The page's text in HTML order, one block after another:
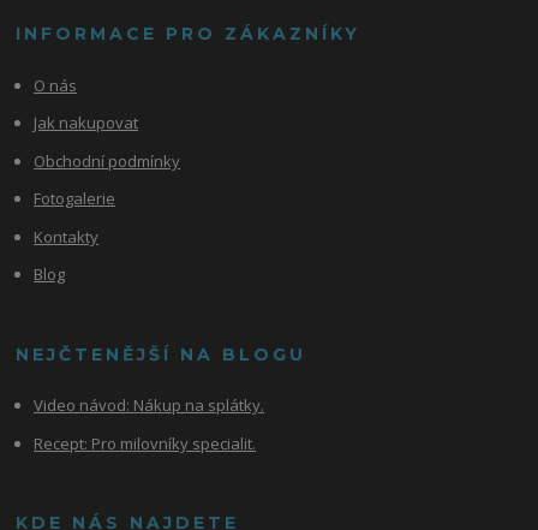
INFORMACE PRO ZÁKAZNÍKY
O nás
Jak nakupovat
Obchodní podmínky
Fotogalerie
Kontakty
Blog
NEJČTENĚJŠÍ NA BLOGU
Video návod: Nákup na splátky.
Recept: Pro milovníky specialit.
KDE NÁS NAJDETE